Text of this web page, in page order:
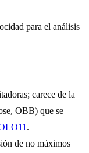
para el análisis
carece de la
OBB) que se
.
de no máximos